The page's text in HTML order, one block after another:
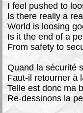
I feel pushed to
Is there really a
World is loosing
Is it the end of a
From safety to
Quand la sécurité
Faut-il retourner à
Telle est donc ma
Re-dessinons la